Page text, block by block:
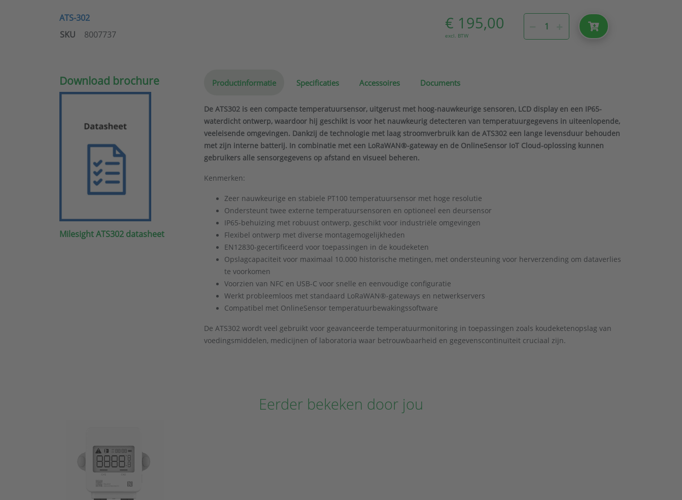
ATS-302
SKU
8007737
€ 195,00
excl. BTW
Download brochure
Milesight ATS302 datasheet
Productinformatie Specificaties Accessoires Documents
De ATS302 is een compacte temperatuursensor, uitgerust met hoog-nauwkeurige sensoren, LCD display en een IP65-
waterdicht ontwerp, waardoor hij geschikt is voor het nauwkeurig detecteren van temperatuurgegevens in uiteenlopende,
veeleisende omgevingen. Dankzij de technologie met laag stroomverbruik kan de ATS302 een lange levensduur behouden
met zijn interne batterij. In combinatie met een LoRaWAN®-gateway en de OnlineSensor IoT Cloud-oplossing kunnen
gebruikers alle sensorgegevens op afstand en visueel beheren.
Kenmerken:
Zeer nauwkeurige en stabiele PT100 temperatuursensor met hoge resolutie
Ondersteunt twee externe temperatuursensoren en optioneel een deursensor
IP65-behuizing met robuust ontwerp, geschikt voor industriële omgevingen
Flexibel ontwerp met diverse montagemogelijkheden
EN12830-gecertificeerd voor toepassingen in de koudeketen
Opslagcapaciteit voor maximaal 10.000 historische metingen, met ondersteuning voor herverzending om dataverlies
te voorkomen
Voorzien van NFC en USB-C voor snelle en eenvoudige configuratie
Werkt probleemloos met standaard LoRaWAN®-gateways en netwerkservers
Compatibel met OnlineSensor temperatuurbewakingssoftware
De ATS302 wordt veel gebruikt voor geavanceerde temperatuurmonitoring in toepassingen zoals koudeketenopslag van
voedingsmiddelen, medicijnen of laboratoria waar betrouwbaarheid en gegevenscontinuïteit cruciaal zijn.
Eerder bekeken door jou